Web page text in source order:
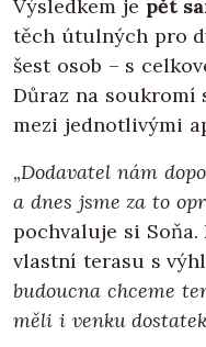
Výsledkem je pět
těch útulných pro
šest osob – s
Důraz na soukromí
mezi jednotlivými
„Dodavatel nám
a dnes jsme za to
pochvaluje si
vlastní terasu s
budoucna chceme
měli i venku